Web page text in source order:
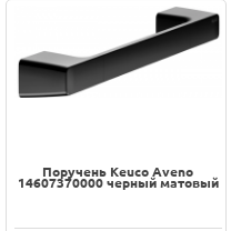
Gustavsberg
Hansgrohe
Ideal Standard
Поручень Keuco Aveno
14607370000 черный матовый